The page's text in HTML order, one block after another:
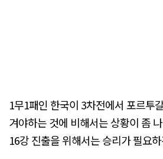
1무1패인 한국이 3차전에서 포르투
겨야하는 것에 비해서는 상황이 좀
16강 진출을 위해서는 승리가 필요